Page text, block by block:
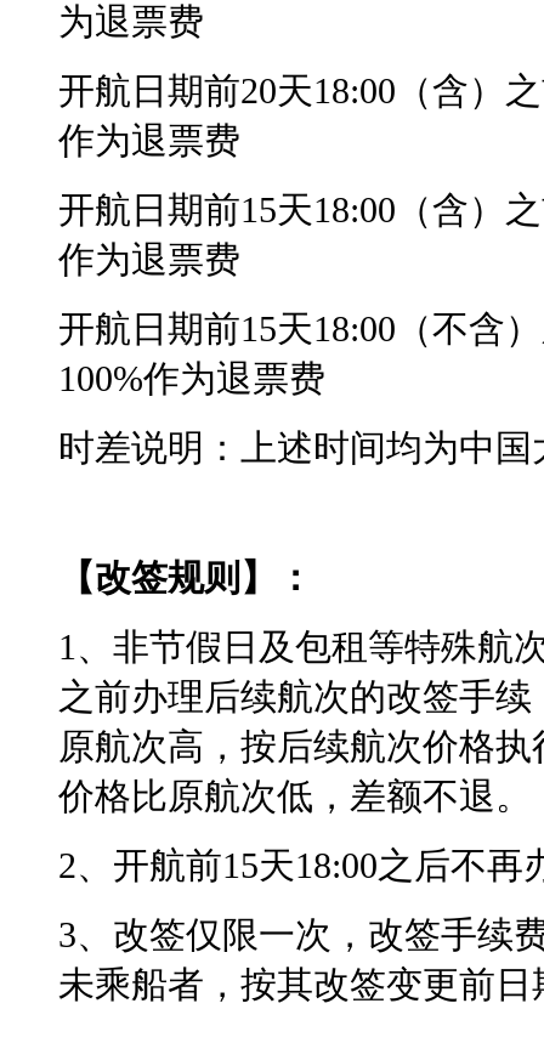
为退票费
开航日期前20天18:00（含）
作为退票费
开航日期前15天18:00（含）
作为退票费
开航日期前15天18:00（不含
100%作为退票费
时差说明：上述时间均为中国
【改签规则】：
1、非节假日及包租等特殊航
之前办理后续航次的改签手
原航次高，按后续航次价格
价格比原航次低，差额不退。
2、开航前15天18:00之后不再
3、改签仅限一次，改签手续
未乘船者，按其改签变更前